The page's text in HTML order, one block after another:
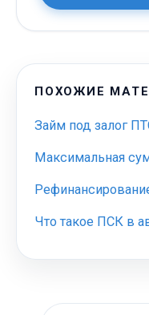
ПОХОЖИЕ
Займ под залог
Максимальная
Что такое ПСК в